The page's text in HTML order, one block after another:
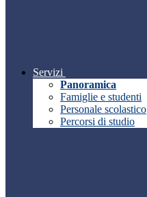
Servizi
Panoramica
Famiglie e studenti
Personale scolastico
Percorsi di studio